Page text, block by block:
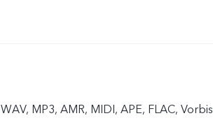
WAV, MP3, AMR, MIDI, APE, FLAC, Vorbis